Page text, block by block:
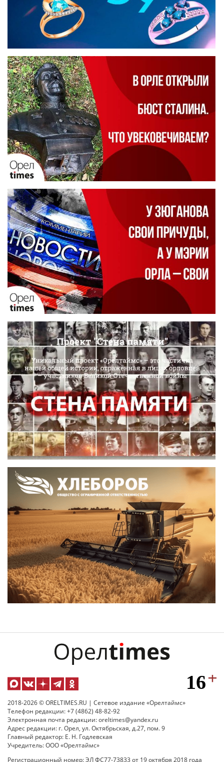
2018-2026 © ORELTIMES.RU | Сетевое издание «Орелтаймс»
Телефон редакции: +7 (4862) 48-82-92
Электронная почта редакции: oreltimes@yandex.ru
Адрес редакции: г. Орел, ул. Октябрьская, д.27, пом. 9
Главный редактор: Е. Н. Годлевская
Учредитель: ООО «Орелтаймс»
Регистрационный номер: ЭЛ ФС77-73833 от 19 октября 2018 года